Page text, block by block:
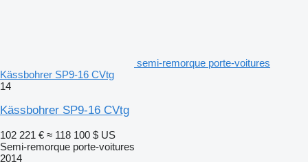
semi-remorque porte-voitures
Kässbohrer SP9-16 CVtg
14
Kässbohrer SP9-16 CVtg
102 221 € ≈ 118 100 $ US
Semi-remorque porte-voitures
2014